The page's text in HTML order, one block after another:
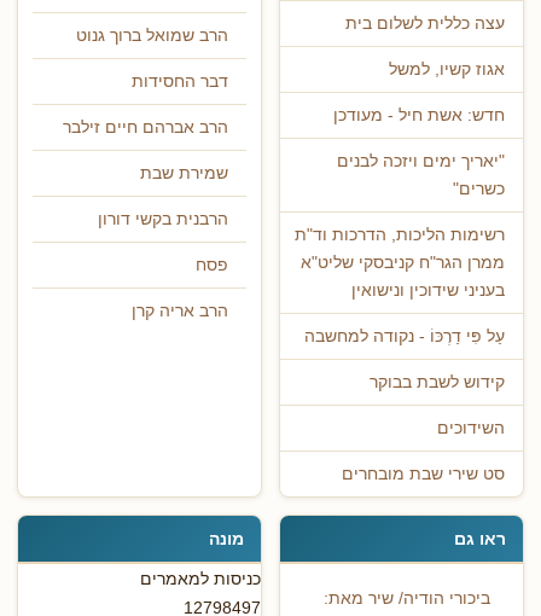
עצה כללית לשלום בית
אגוז קשיו, למשל
חדש: אשת חיל - מעודכן
"יאריך ימים ויזכה לבנים
כשרים"
רשימות הליכות, הדרכות וד"ת
ממרן הגר"ח קניבסקי שליט"א
בעניני שידוכין ונישואין
עַל פִּי דַרְכּוֹ - נקודה למחשבה
קידוש לשבת בבוקר
השידוכים
סט שירי שבת מובחרים
הרב שמואל ברוך גנוט
דבר החסידות
הרב אברהם חיים זילבר
שמירת שבת
הרבנית בקשי דורון
פסח
הרב אריה קרן
ראו גם
ביכורי הודיה/ שיר מאת:
מונה
כניסות למאמרים
12798497